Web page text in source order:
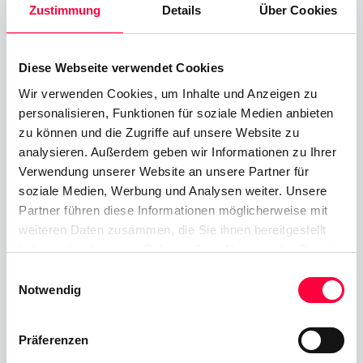
Zustimmung Details Über Cookies
Diese Webseite verwendet Cookies
Wir verwenden Cookies, um Inhalte und Anzeigen zu
personalisieren, Funktionen für soziale Medien anbieten
zu können und die Zugriffe auf unsere Website zu
analysieren. Außerdem geben wir Informationen zu Ihrer
Verwendung unserer Website an unsere Partner für
soziale Medien, Werbung und Analysen weiter. Unsere
Partner führen diese Informationen möglicherweise mit
weiteren Daten zusammen, die Sie ihnen bereitgestellt
haben oder die sie im Rahmen Ihrer Nutzung der Dienste
Cookies, wenn Sie unsere Webseite weiterhin nutzen.
Notwendig
Präferenzen
gewährleisten unseren
Kunden ein professionelles,
kostengünstiges und
einheitliches
Nutzererlebnis.
Über PASCOM - Einfach Besser
Verbunden
Messaging- und Kollaborations-Apps haben und
verbessern kann, sind wir gerne für Sie da.